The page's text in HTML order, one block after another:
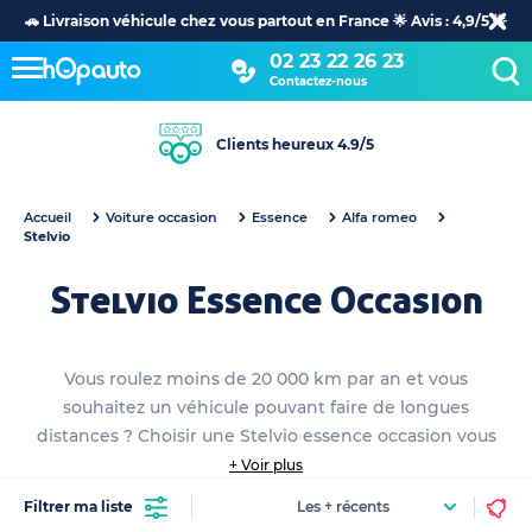
🚗 Livraison véhicule chez vous partout en France 🌟 Avis : 4,9/5 🌟
02 23 22 26 23
Contactez-nous
Clients heureux 4.9/5
Accueil Voiture occasion Essence
Alfa romeo
Stelvio
Stelvio Essence Occasion
Vous roulez moins de 20 000 km par an et vous
souhaitez un véhicule pouvant faire de longues
distances ? Choisir une Stelvio essence occasion vous
permettra de cocher toutes les cases. Faites votre choix
parmi toutes nos annonces de voiture Stelvio essence
occasion et disponibles immédiatement en stock dans
+ Voir plus
Filtrer ma liste